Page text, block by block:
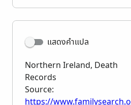
แสดงคำแปล
Northern Ireland, Death
Records
Source:
https://